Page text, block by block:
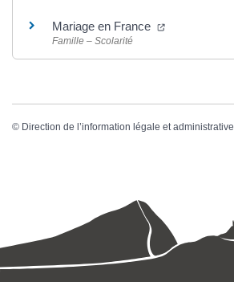
Mariage en France
Famille – Scolarité
© Direction de l’information légale et administrative